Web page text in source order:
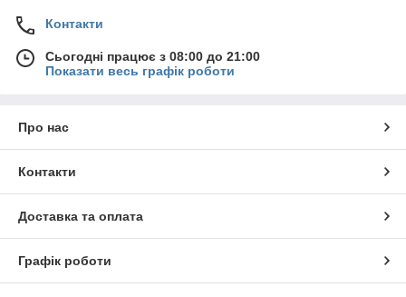
Контакти
Сьогодні працює з 08:00 до 21:00
Показати весь графік роботи
Про нас
Контакти
Доставка та оплата
Графік роботи